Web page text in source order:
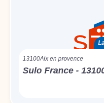
13100Aix en provence
Sulo France -